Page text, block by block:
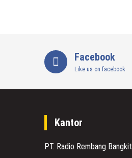
Facebook
Like us on facebook
Kantor
PT. Radio Rembang Bangkit